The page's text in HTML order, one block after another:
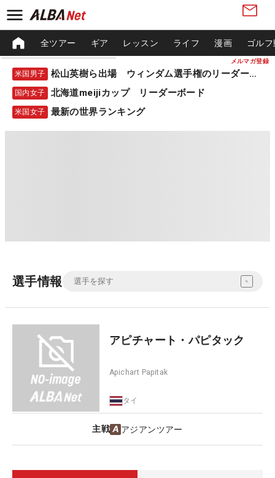
メルマガ登録
全ツアー ギア レッスン ライフ 漫画 ゴル
米国男子 松山英樹ら出場 ウィンダム選手権のリーダーボード
国内女子 北海道meijiカップ リーダーボード
米国女子 最新の世界ランキング
選手情報
アピチャート・パピタック
Apichart Papitak
タイ
主戦 アジアンツアー